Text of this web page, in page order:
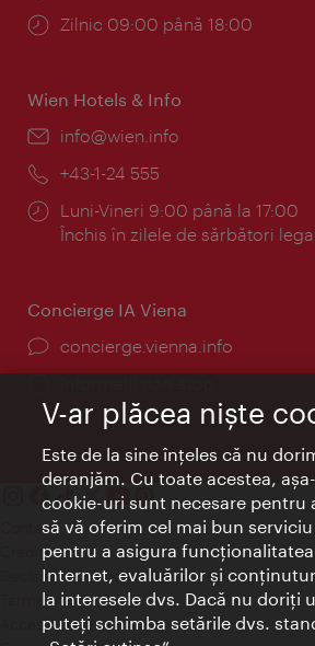
Program:
Zilnic 09:00 până 18:00
Wien Hotels & Info
E-
info@wien.info
Telefon:
+43-1-24 555
Program:
Luni-Vineri 9:00 până la 17:00
Închis în zilele de sărbători
Concierge IA Viena
concierge.vienna.info
Contact
Credits
Declaraţie privind protecţia datelor
Terms of Use
Accesibilitate
V-ar plăcea nişte
Este de la sine înţeles că nu
deranjăm. Cu toate acestea,
cookie-uri sunt necesare pentru
să vă oferim cel mai bun
pentru a asigura
Internet, evaluărilor şi
la interesele dvs. Dacă nu doriţi
puteţi schimba setările dvs.